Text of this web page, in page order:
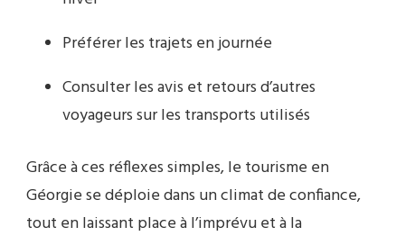
Préférer les trajets en journée
Consulter les avis et retours d’autres
voyageurs sur les transports utilisés
Grâce à ces réflexes simples, le tourisme en
Géorgie se déploie dans un climat de confiance,
tout en laissant place à l’imprévu et à la